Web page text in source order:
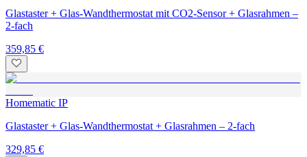
Glastaster + Glas-Wandthermostat mit CO2-Sensor + Glasrahmen –
2-fach
359,85 €
Homematic IP
Glastaster + Glas-Wandthermostat + Glasrahmen – 2-fach
329,85 €